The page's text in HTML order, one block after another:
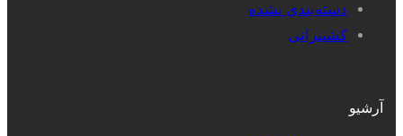
دسته‌بندی نشده
کشتیرانی
آرشیو